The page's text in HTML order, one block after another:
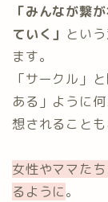
「みんなが繋
ていく」 とい
ます。
「サークル」
ある」ように
想されること
女性やママた
るように。